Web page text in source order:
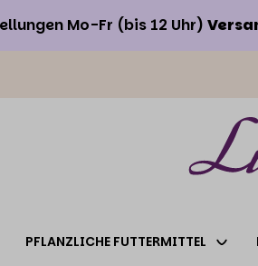
Mo-Fr (bis 12 Uhr)
PFLANZLICHE FUTTERMITTEL